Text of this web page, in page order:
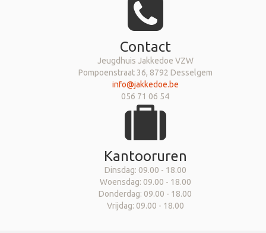
Contact
Jeugdhuis Jakkedoe VZW
Pompoenstraat 36, 8792 Desselgem
info@jakkedoe.be
056 71 06 54
Kantooruren
Dinsdag: 09.00 - 18.00
Woensdag: 09.00 - 18.00
Donderdag: 09.00 - 18.00
Vrijdag: 09.00 - 18.00